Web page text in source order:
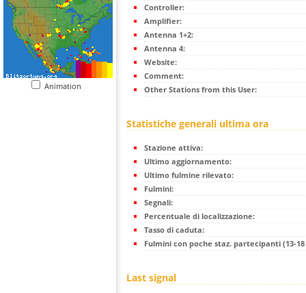
Animation
Controller:
Amplifier:
Antenna 1+2:
Antenna 4:
Website:
Comment:
Other Stations from this User:
Statistiche generali ultima ora
Stazione attiva:
Ultimo aggiornamento:
Ultimo fulmine rilevato:
Fulmini:
Segnali:
Percentuale di localizzazione:
Tasso di caduta:
Fulmini con poche staz. partecipanti (13-
Last signal